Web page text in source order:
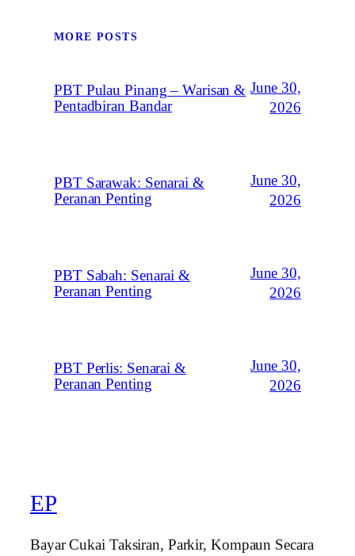
MORE POSTS
PBT Pulau Pinang – Warisan &
Pentadbiran Bandar
June 30,
2026
PBT Sarawak: Senarai &
Peranan Penting
June 30,
2026
PBT Sabah: Senarai &
Peranan Penting
June 30,
2026
PBT Perlis: Senarai &
Peranan Penting
June 30,
2026
EP
Bayar Cukai Taksiran, Parkir, Kompaun Secara